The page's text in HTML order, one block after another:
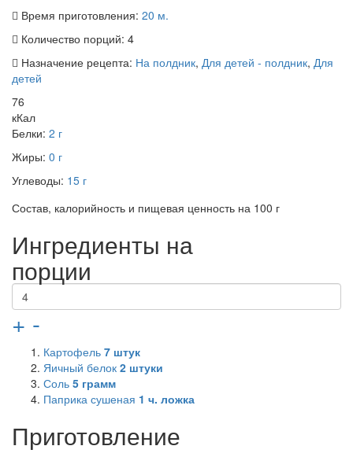
Время приготовления: 20 м.
Количество порций: 4
Назначение рецепта: На полдник, Для детей - полдник, Для
детей
76
кКал
Белки: 2 г
Жиры: 0 г
Углеводы: 15 г
Состав, калорийность и пищевая ценность на 100 г
Ингредиенты на
порции
+ -
Картофель 7 штук
Яичный белок 2 штуки
Соль 5 грамм
Паприка сушеная 1 ч. ложка
Приготовление